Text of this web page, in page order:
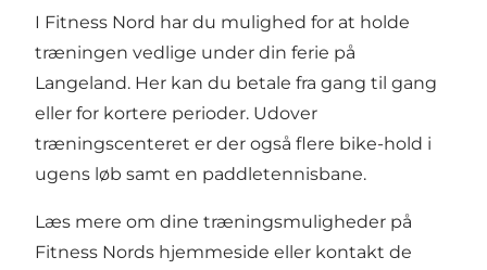
I Fitness Nord har du mulighed for at holde
træningen vedlige under din ferie på
Langeland. Her kan du betale fra gang til gang
eller for kortere perioder. Udover
træningscenteret er der også flere bike-hold i
ugens løb samt en paddletennisbane.
Læs mere om dine træningsmuligheder på
Fitness Nords hjemmeside eller kontakt de